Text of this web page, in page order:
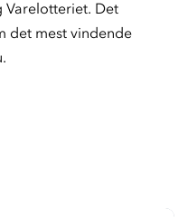
Varelotteriet. Det
det mest vindende